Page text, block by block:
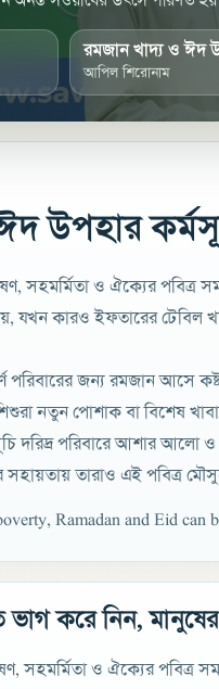
খালি থাকা উচিত নয়, আর কোনো
রমজান খাদ্য ও ঈদ
আপিল শিরোনাম
উপহার
সহমর্মিতা ও ঐক্যের
যখন কারও ইফতারের টেবিল
পরিবারের জন্য রমজান আসে
নতুন পোশাক বা বিশেষ
দরিদ্র পরিবারে আশার আলো
সহায়তায় তারাও এই পবিত্র
Ramadan and Eid can
করে নিন,
সহমর্মিতা ও ঐক্যের